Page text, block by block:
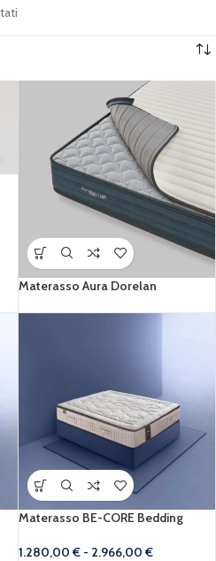
Materasso Aura Dorelan
Materasso BE-CORE Bedding
1.280,00€ - 2.966,00€